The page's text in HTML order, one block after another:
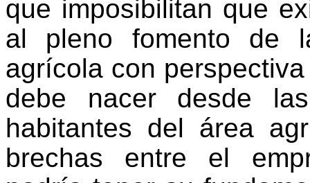
que imposibilitan que
al pleno fomento de
agrícola con
debe nacer desde
habitantes del área
brechas entre el